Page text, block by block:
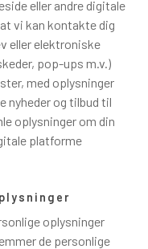
eller andre digitale
vi kan kontakte dig
eller elektroniske
pop-ups m.v.)
med oplysninger
nyheder og tilbud til
oplysninger om din
platforme
oplysninger
de personlige